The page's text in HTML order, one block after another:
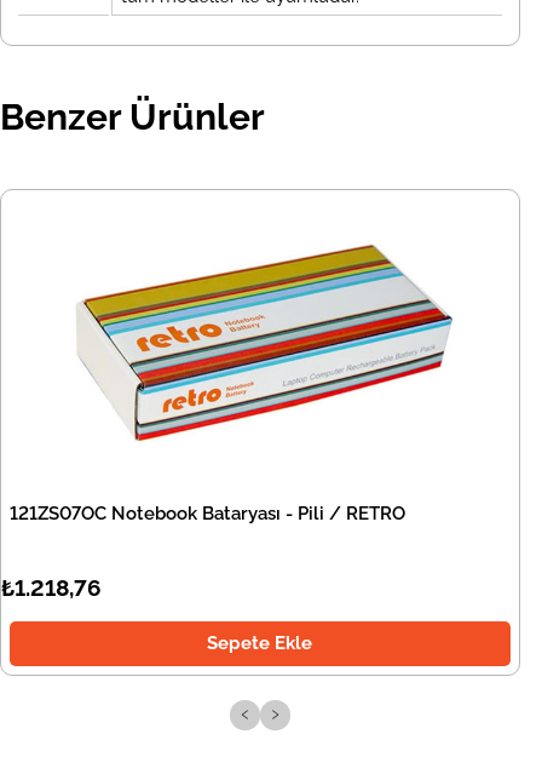
Benzer Ürünler
121ZS07OC Notebook Bataryası - Pili / RETRO
₺1.218,76
Sepete Ekle
‹ ›